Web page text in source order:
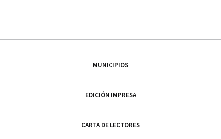
MUNICIPIOS
EDICIÓN IMPRESA
CARTA DE LECTORES